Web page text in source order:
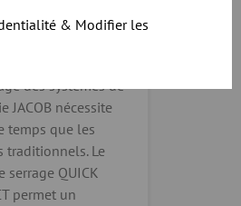
& Modifier les
des systèmes de
JACOB nécessite
temps que les
traditionnels. Le
serrage QUICK
permet un